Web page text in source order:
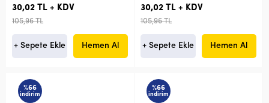
30,02 TL + KDV
105,96 TL
+ Sepete Ekle Hemen Al
30,02 TL + KDV
105,96 TL
+ Sepete Ekle Hemen Al
%66
indirim
%66
indirim